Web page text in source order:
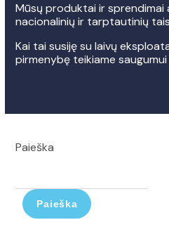
Mūsų produktai ir sprendimai
nacionalinių ir tarptautinių
Kai tai susiję su laivų
pirmenybę teikiame
Paieška
Paieška